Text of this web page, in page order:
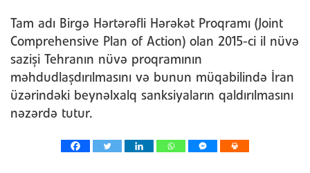
Tam adı Birgə Hərtərəfli Hərəkət Proqramı (Joint
Comprehensive Plan of Action) olan 2015-ci il nüvə
sazişi Tehranın nüvə proqramının
məhdudlaşdırılmasını və bunun müqabilində İran
üzərindəki beynəlxalq sanksiyaların qaldırılmasını
nəzərdə tutur.